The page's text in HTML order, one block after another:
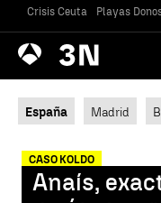
Crisis Ceuta Playas
Antena
3 Noticias
España Madrid
CASO KOLDO
Anaís,